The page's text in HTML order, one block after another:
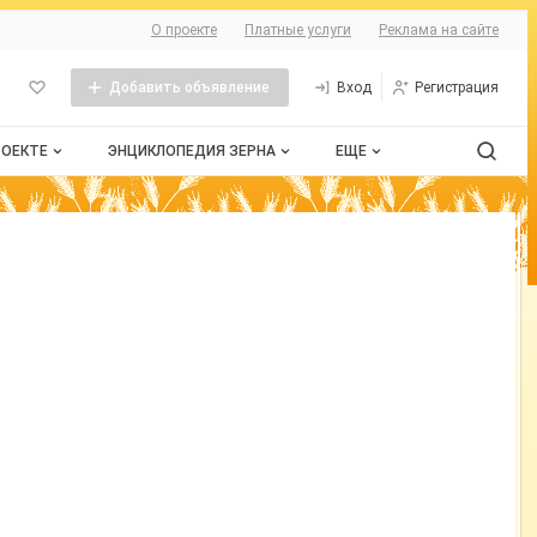
О сайте
О проекте Платные услуги Реклама на сайте
Добавить объявление Вход Регистрация
ЭНЦИКЛОПЕДИЯ ЗЕРНА
Стандарты
ЕЩЕ
Сельхозтехника